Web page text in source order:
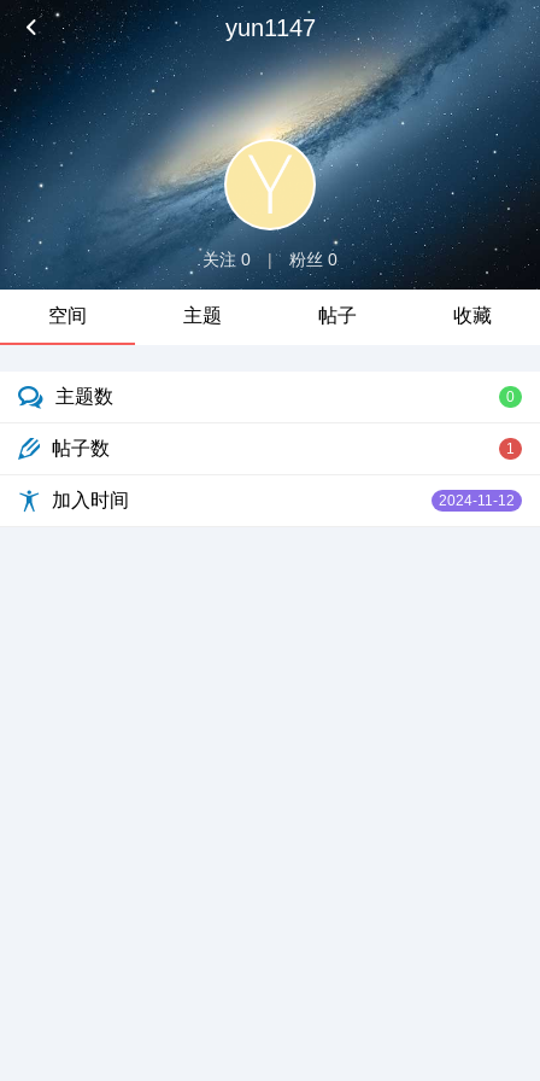
yun1147
关注 0 | 粉丝 0
空间 主题 帖子 收藏
主题数 0
帖子数 1
加入时间 2024-11-12